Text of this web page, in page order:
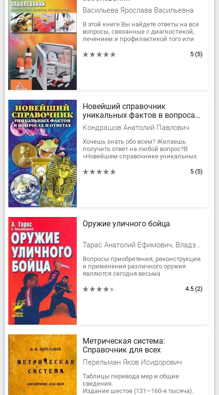
Васильева Ярослава Васильевна
В этой книге Вы найдете ответы на все
вопросы, связанные с диагностикой,
лечением и профилактикой того или
подробно описаны основные...
5 (5)
Новейший справочник
уникальных фактов в вопросах
и ответах
Кондрашов Анатолий Павлович
Хочешь знать обо всем? Желаешь
получить ответ на любой вопрос?В
«Новейшем справочнике уникальных
эксклюзивной информации, чем в
5 (5)
Оружие уличного бойца
Тарас Анатолий Ефимович, Владзимирский А. В.
Вопросы приобретения, реконструкции
и применения различного оружия
являются сегодня весьма
изобилии его видов и образцов? Какое
4.5 (2)
Метрическая система:
Справочник для всех
Перельман Яков Исидорович
Таблицы перевода мер и общие
сведения.
Издание шестое (131—160-я тысяча).